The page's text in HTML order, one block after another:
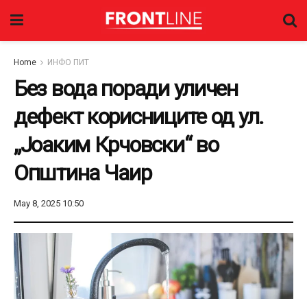
Home ИНФО ПИТ
Без вода поради уличен
дефект корисниците од ул.
„Јоаким Крчовски“ во
Општина Чаир
May 8, 2025 10:50